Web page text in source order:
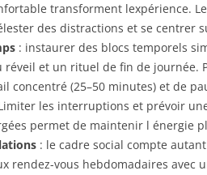
transforment lexpérience.
des distractions et se centrer
: instaurer des blocs temporels
réveil et un rituel de fin de journée.
concentré (25–50 minutes) et de
les interruptions et prévoir
permet de maintenir l énergie
: le cadre social compte
rendez-vous hebdomadaires avec